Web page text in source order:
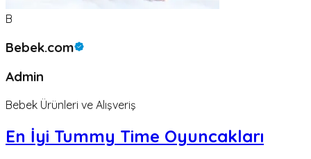
B
Bebek.com
Admin
Bebek Ürünleri ve Alışveriş
En İyi Tummy Time Oyuncakları